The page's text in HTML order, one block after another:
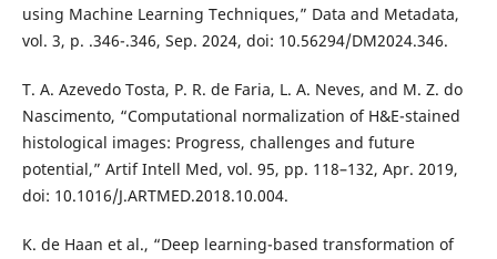
using Machine Learning Techniques,” Data and Metadata,
vol. 3, p. .346-.346, Sep. 2024, doi: 10.56294/DM2024.346.
T. A. Azevedo Tosta, P. R. de Faria, L. A. Neves, and M. Z. do
Nascimento, “Computational normalization of H&E-stained
histological images: Progress, challenges and future
potential,” Artif Intell Med, vol. 95, pp. 118–132, Apr. 2019,
doi: 10.1016/J.ARTMED.2018.10.004.
K. de Haan et al., “Deep learning-based transformation of